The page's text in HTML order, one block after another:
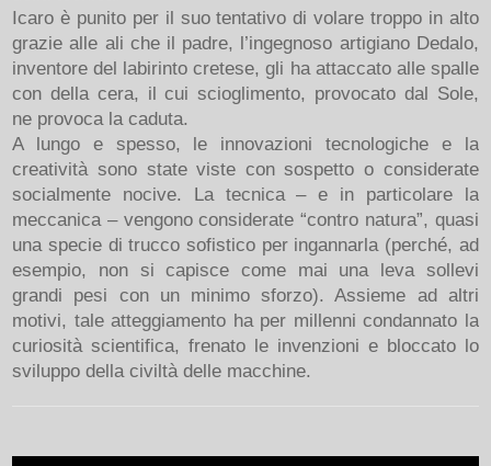
Icaro è punito per il suo tentativo di volare troppo in alto
grazie alle ali che il padre, l’ingegnoso artigiano Dedalo,
inventore del labirinto cretese, gli ha attaccato alle spalle
con della cera, il cui scioglimento, provocato dal Sole,
ne provoca la caduta.
A lungo e spesso, le innovazioni tecnologiche e la
creatività sono state viste con sospetto o considerate
socialmente nocive. La tecnica – e in particolare la
meccanica – vengono considerate “contro natura”, quasi
una specie di trucco sofistico per ingannarla (perché, ad
esempio, non si capisce come mai una leva sollevi
grandi pesi con un minimo sforzo). Assieme ad altri
motivi, tale atteggiamento ha per millenni condannato la
curiosità scientifica, frenato le invenzioni e bloccato lo
sviluppo della civiltà delle macchine.